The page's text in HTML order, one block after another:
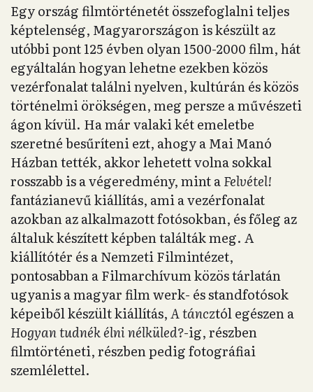
Egy ország filmtörténetét összefoglalni teljes
képtelenség, Magyarországon is készült az
utóbbi pont 125 évben olyan 1500-2000 film, hát
egyáltalán hogyan lehetne ezekben közös
vezérfonalat találni nyelven, kultúrán és közös
történelmi örökségen, meg persze a művészeti
ágon kívül. Ha már valaki két emeletbe
szeretné besűríteni ezt, ahogy a Mai Manó
Házban tették, akkor lehetett volna sokkal
rosszabb is a végeredmény, mint aFelvétel!
fantázianevű kiállítás, ami a vezérfonalat
azokban az alkalmazott fotósokban, és főleg az
általuk készített képben találták meg. A
kiállítótér és a Nemzeti Filmintézet,
pontosabban a Filmarchívum közös tárlatán
ugyanis a magyar film werk- és standfotósok
képeiből készült kiállítás,A táncztól egészen a
Hogyan tudnék élni nélküled?-ig, részben
filmtörténeti, részben pedig fotográfiai
szemlélettel.